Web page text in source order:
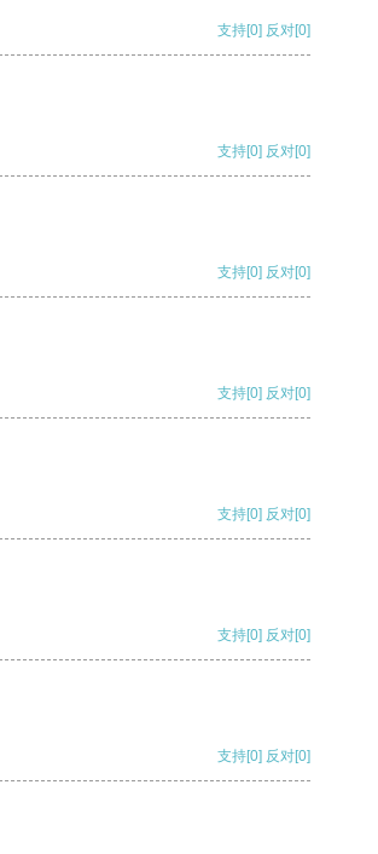
支持[0] 反对[0]
支持[0] 反对[0]
支持[0] 反对[0]
支持[0] 反对[0]
支持[0] 反对[0]
支持[0] 反对[0]
支持[0] 反对[0]